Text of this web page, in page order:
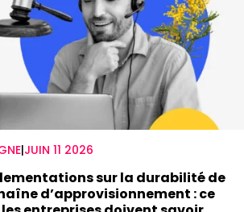
|JUIN 11 2026
sur la durabilité de
d’approvisionnement : ce